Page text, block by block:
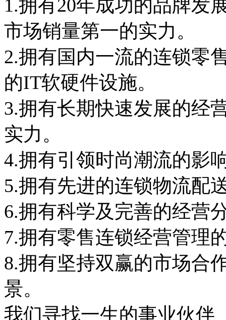
1.拥有20年成功的品牌发
市场销量第一的实力。
2.拥有国内一流的连锁零
的IT软硬件设施。
3.拥有长期快速发展的经
实力。
4.拥有引领时尚潮流的影
5.拥有先进的连锁物流配
6.拥有科学及完善的经营
7.拥有零售连锁经营管理
8.拥有坚持双赢的市场合
景。
我们寻找一生的事业伙伴